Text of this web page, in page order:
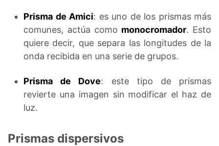
Prisma de Amici: es uno de los prismas más
comunes, actúa como monocromador. Esto
quiere decir, que separa las longitudes de la
onda recibida en una serie de grupos.
Prisma de Dove: este tipo de prismas
revierte una imagen sin modificar el haz de
luz.
Prismas dispersivos